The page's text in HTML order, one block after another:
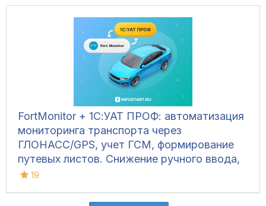
FortMonitor + 1С:УАТ ПРОФ: автоматизация
мониторинга транспорта через
ГЛОНАСС/GPS, учет ГСМ, формирование
путевых листов. Снижение ручного ввода,
фоновая синхронизация, демо-версия.
19